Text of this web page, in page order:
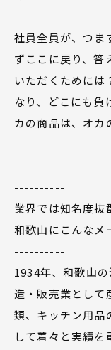
社員全員が、つま
ずここに戻り、答
いただくためには
なり、どこにも負
カの商品は、オカ
----------
業界では知名度抜
和歌山にこんなメ
----------
1934年、和歌山
造・販売業として
類、キッチン用品
して着々と実績を